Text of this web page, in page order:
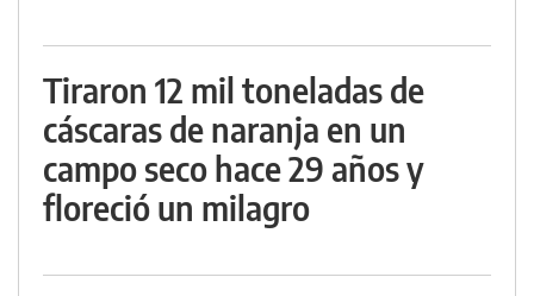
Tiraron 12 mil toneladas de
cáscaras de naranja en un
campo seco hace 29 años y
floreció un milagro